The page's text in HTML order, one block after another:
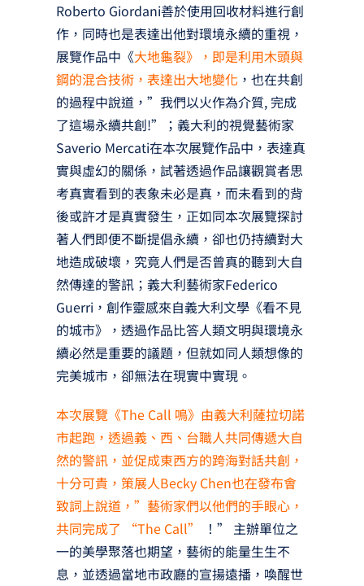
Roberto Giordani善於使用回收材料進行創
作，同時也是表達出他對環境永續的重視，
展覽作品中《大地龜裂》，即是利用木頭與
鋼的混合技術，表達出大地變化，也在共創
的過程中說道，”我們以火作為介質, 完成
了這場永續共創!”；義大利的視覺藝術家
Saverio Mercati在本次展覽作品中，表達真
實與虛幻的關係，試著透過作品讓觀賞者思
考真實看到的表象未必是真，而未看到的背
後或許才是真實發生，正如同本次展覽探討
著人們即便不斷提倡永續，卻也仍持續對大
地造成破壞，究竟人們是否曾真的聽到大自
然傳達的警訊；義大利藝術家Federico
Guerri，創作靈感來自義大利文學《看不見
的城市》，透過作品比答人類文明與環境永
續必然是重要的議題，但就如同人類想像的
完美城市，卻無法在現實中實現。
本次展覽《The Call 鳴》由義大利薩拉切諾
市起跑，透過義、西、台職人共同傳遞大自
然的警訊，並促成東西方的跨海對話共創，
十分可貴，策展人Becky Chen也在發布會
致詞上說道，”藝術家們以他們的手眼心，
共同完成了 “The Call”
！” 主辦單位之
一的美學聚落也期望，藝術的能量生生不
息，並透過當地市政廳的宣揚遠播，喚醒世